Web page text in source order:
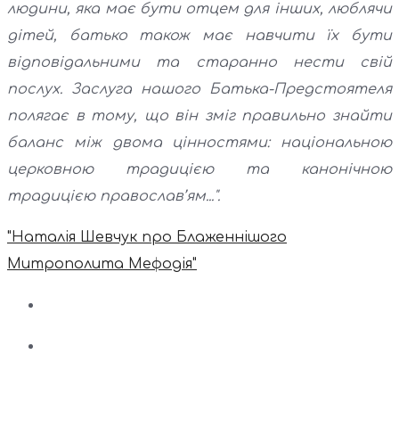
людини, яка має бути отцем для інших, люблячи
дітей, батько також має навчити їх бути
відповідальними та старанно нести свій
послух. Заслуга нашого Батька-Предстоятеля
полягає в тому, що він зміг правильно знайти
баланс між двома цінностями: національною
церковною традицією та канонічною
традицією православ’ям...".
"Наталія Шевчук про Блаженнішого
Митрополита Мефодія"